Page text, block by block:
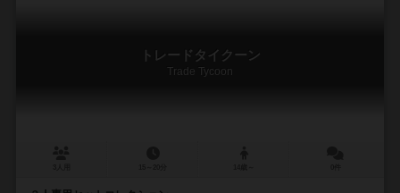
トレードタイクーン
Trade Tycoon